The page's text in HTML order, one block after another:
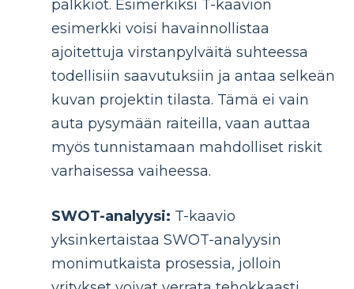
palkkiot. Esimerkiksi T-kaavion
esimerkki voisi havainnollistaa
ajoitettuja virstanpylväitä suhteessa
todellisiin saavutuksiin ja antaa selkeän
kuvan projektin tilasta. Tämä ei vain
auta pysymään raiteilla, vaan auttaa
myös tunnistamaan mahdolliset riskit
varhaisessa vaiheessa.
SWOT-analyysi: T-kaavio
yksinkertaistaa SWOT-analyysin
monimutkaista prosessia, jolloin